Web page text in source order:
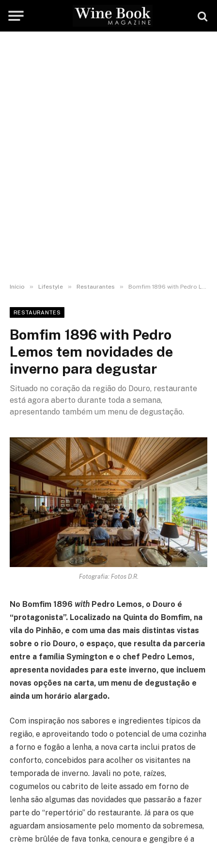
Início » Lifestyle » Restaurantes » Bomfim 1896 with Pedro Lemos tem novidades de inverno para degustar
RESTAURANTES
Bomfim 1896 with Pedro
Lemos tem novidades de
inverno para degustar
Situado no coração da região do Douro, restaurante
está agora aberto durante toda a semana,
apresentando também um menu de degustação.
Fotografia: Fotos D.R.
No Bomfim 1896 with Pedro Lemos, o Douro é
“protagonista”. Localizado na Quinta do Bomfim, na
vila do Pinhão, e com uma das mais distintas vistas
sobre o rio Douro, o espaço, que resulta da parceria
entre a família Symington e o chef Pedro Lemos,
apresenta novidades para este inverno, que incluem
novas opções na carta, um menu de degustação e
ainda um horário alargado.
Com inspiração nos sabores e ingredientes típicos da
região, e aproveitando todo o potencial de uma cozinha
a forno e fogão a lenha, a nova carta inclui pratos de
conforto, concebidos para acolher os visitantes na
temporada de inverno. Javali no pote, raízes,
cogumelos ou cabrito de leite assado em forno de
lenha são algumas das novidades que passarão a fazer
parte do “repertório” do restaurante. Já para os que
aguardam ansiosamente pelo momento da sobremesa,
crème brûlée de fava tonka, cenoura e gengibre é a